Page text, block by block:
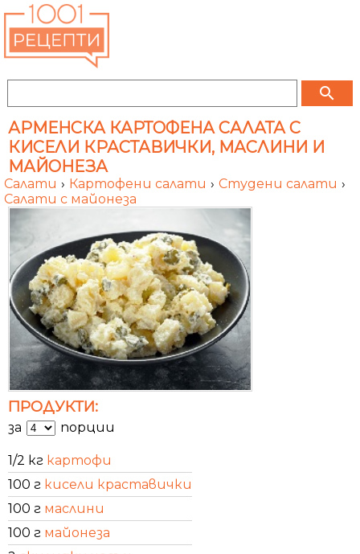
search
АРМЕНСКА КАРТОФЕНА САЛАТА С
КИСЕЛИ КРАСТАВИЧКИ, МАСЛИНИ И
МАЙОНЕЗА
Салати › Картофени салати › Студени салати ›
Салати с майонеза
ПРОДУКТИ:
за порции
1/2 кг картофи
100 г кисели краставички
100 г маслини
100 г майонеза